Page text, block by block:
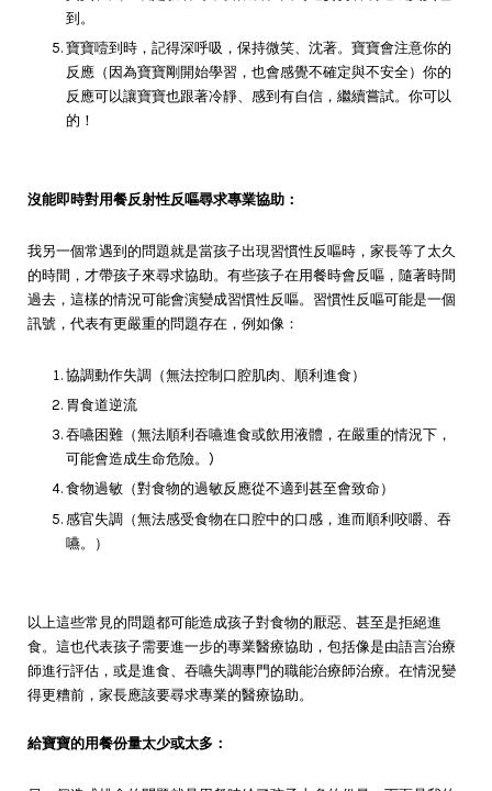
到。
寶寶噎到時，記得深呼吸，保持微笑、沈著。寶寶會注意你的
反應（因為寶寶剛開始學習，也會感覺不確定與不安全）你的
反應可以讓寶寶也跟著冷靜、感到有自信，繼續嘗試。你可以
的！
沒能即時對用餐反射性反嘔尋求專業協助：
我另一個常遇到的問題就是當孩子出現習慣性反嘔時，家長等了太久
的時間，才帶孩子來尋求協助。有些孩子在用餐時會反嘔，隨著時間
過去，這樣的情況可能會演變成習慣性反嘔。習慣性反嘔可能是一個
訊號，代表有更嚴重的問題存在，例如像：
協調動作失調（無法控制口腔肌肉、順利進食）
胃食道逆流
吞嚥困難（無法順利吞嚥進食或飲用液體，在嚴重的情況下，
可能會造成生命危險。)
食物過敏（對食物的過敏反應從不適到甚至會致命）
感官失調（無法感受食物在口腔中的口感，進而順利咬嚼、吞
嚥。）
以上這些常見的問題都可能造成孩子對食物的厭惡、甚至是拒絕進
食。這也代表孩子需要進一步的專業醫療協助，包括像是由語言治療
師進行評估，或是進食、吞嚥失調專門的職能治療師治療。在情況變
得更糟前，家長應該要尋求專業的醫療協助。
給寶寶的用餐份量太少或太多：